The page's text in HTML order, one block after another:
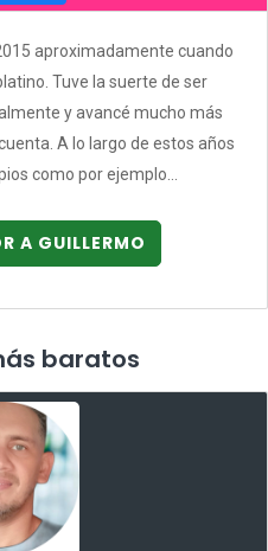
aproximadamente cuando
Tuve la suerte de ser
y avancé mucho más
A lo largo de estos años
como por ejemplo...
A GUILLERMO
baratos